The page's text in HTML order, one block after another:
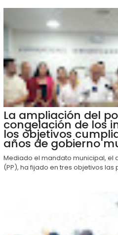
La ampliación del
congelación de los
los objetivos
años de gobierno
Mediado el mandato municipal, el
(PP), ha fijado en tres objetivos las